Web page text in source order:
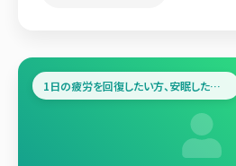
1日の疲労を回復したい方、安眠したい方